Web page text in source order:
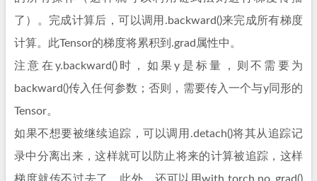
了）。完成计算后，可以调用.backward()来完成所有梯度
计算。此Tensor的梯度将累积到.grad属性中。
注意在y.backward()时，如果y是标量，则不需要为
backward()传入任何参数；否则，需要传入一个与y同形的
Tensor。
如果不想要被继续追踪，可以调用.detach()将其从追踪记
录中分离出来，这样就可以防止将来的计算被追踪，这样